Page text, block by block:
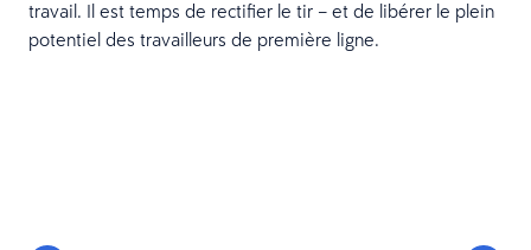
travail. Il est temps de rectifier le tir – et de libérer le plein
potentiel des travailleurs de première ligne.